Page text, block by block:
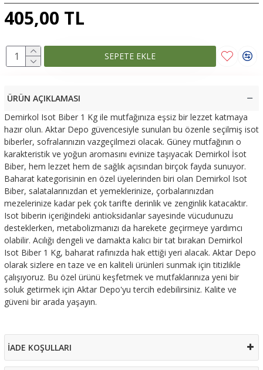
405,00 TL
SEPETE EKLE
ÜRÜN AÇIKLAMASI
Demirkol Isot Biber 1 Kg ile mutfağınıza eşsiz bir lezzet katmaya
hazır olun. Aktar Depo güvencesiyle sunulan bu özenle seçilmiş isot
biberler, sofralarınızın vazgeçilmezi olacak. Güney mutfağının o
karakteristik ve yoğun aromasını evinize taşıyacak Demirkol İsot
Biber, hem lezzet hem de sağlık açısından birçok fayda sunuyor.
Baharat kategorisinin en özel üyelerinden biri olan Demirkol Isot
Biber, salatalarınızdan et yemeklerinize, çorbalarınızdan
mezelerinize kadar pek çok tarifte derinlik ve zenginlik katacaktır.
Isot biberin içeriğindeki antioksidanlar sayesinde vücudunuzu
desteklerken, metabolizmanızı da harekete geçirmeye yardımcı
olabilir. Acılığı dengeli ve damakta kalıcı bir tat bırakan Demirkol
Isot Biber 1 Kg, baharat rafınızda hak ettiği yeri alacak. Aktar Depo
olarak sizlere en taze ve en kaliteli ürünleri sunmak için titizlikle
çalışıyoruz. Bu özel ürünü keşfetmek ve mutfaklarınıza yeni bir
soluk getirmek için Aktar Depo'yu tercih edebilirsiniz. Kalite ve
güveni bir arada yaşayın.
İADE KOŞULLARI